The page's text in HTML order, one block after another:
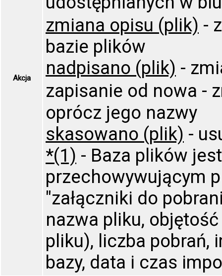
Akcja
zmiana opisu (plik) -
bazie plików
nadpisano (plik) -
zapisanie od nowa -
oprócz jego nazwy
skasowano (plik) -
*(1) - Baza plików
przechowywującym
"załączniki do
nazwa pliku,
pliku), liczba pobrań,
bazy, data i czas